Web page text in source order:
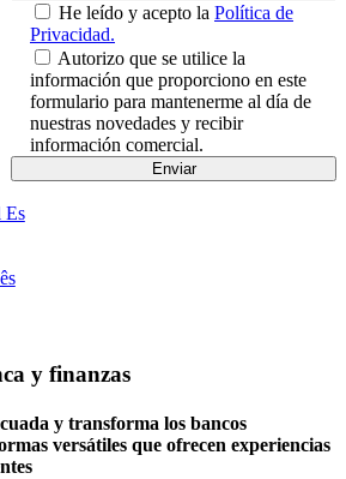
He leído y acepto la Política de
Privacidad.
Autorizo que se utilice la
información que proporciono en este
formulario para mantenerme al día de
nuestras novedades y recibir
información comercial.
Es
y finanzas
y transforma los bancos
versátiles que ofrecen experiencias